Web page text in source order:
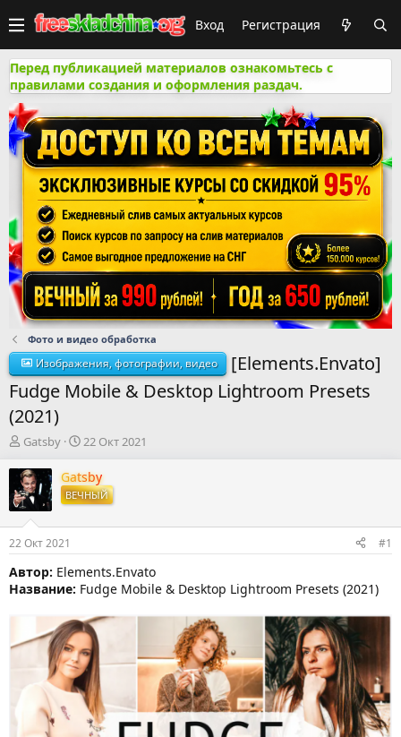
Вход Регистрация
Перед публикацией материалов ознакомьтесь с
правилами создания и оформления раздач.
Фото и видео обработка
Изображения, фотографии, видео
[Elements.Envato]
Fudge Mobile & Desktop Lightroom Presets
(2021)
А
т
о
р
т
е
м
ы
Gatsby
Д
т
а
н
а
л
а
22 Окт 2021
Gatsby
ВЕЧНЫЙ
22 Окт 2021 #1
Автор: Elements.Envato
Название: Fudge Mobile & Desktop Lightroom Presets (2021)